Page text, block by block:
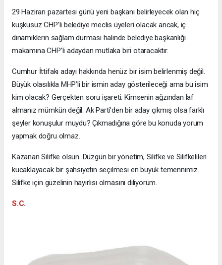
29 Haziran pazartesi günü yeni başkanı belirleyecek olan hiç
kuşkusuz CHP’li belediye meclis üyeleri olacak ancak, iç
dinamiklerin sağlam durması halinde belediye başkanlığı
makamına CHP’li adaydan mutlaka biri otaracaktır.
Cumhur İttifakı adayı hakkında henüz bir isim belirlenmiş değil.
Büyük olasılıkla MHP’li bir ismin aday gösterileceği ama bu isim
kim olacak? Gerçekten soru işareti. Kimsenin ağzından laf
almanız mümkün değil. Ak Parti’den bir aday çıkmış olsa farklı
şeyler konuşulur muydu? Çıkmadığına göre bu konuda yorum
yapmak doğru olmaz.
Kazanan Silifke olsun. Düzgün bir yönetim, Silifke ve Silifkelileri
kucaklayacak bir şahsiyetin seçilmesi en büyük temennimiz.
Silifke için güzelinin hayırlısı olmasını diliyorum.
S.C.